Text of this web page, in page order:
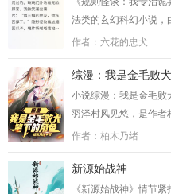
法类的玄幻科幻小说，
事主要围绕着林逸陈涛
间的关键人物。林逸陈
能力，并找到通往回归
落针可闻的店里，突兀
涛，”林逸含糊地开口
索一个令人惊叹的奇幻
作者：六花的忠犬
综漫：我是金毛败
小说综漫：我是金毛败
羽泽村风见悠，是作者
说。小说精彩节选“这
统的无能的抱怨。系
作者：柏木乃绪
新源始战神
《新源始战神》情节